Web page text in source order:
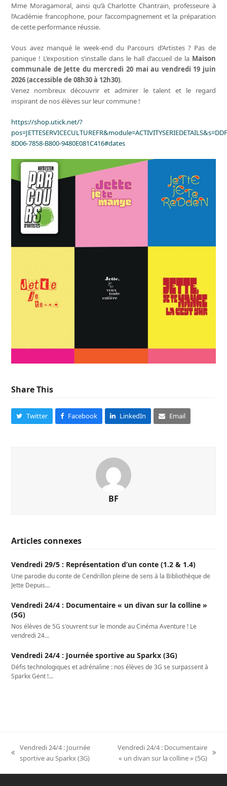
Mme Moragamoral, ainsi qu’à Charlotte Chantrain, professeure à
l’Académie francophone, pour l’accompagnement et la préparation
de cette performance réussie.
Vous avez manqué le week-end du Parcours d’Artistes ? Pas de
panique ! L’exposition s’installe dans le hall d’accueil de la Maison
communale de Jette du mercredi 20 mai au vendredi 19 juin
2026 (accessible de 08h30 à 12h30).
Venez nombreux découvrir et admirer le talent et le regard
inspirant de nos élèves sur leur commune !
https://shop.utick.net/?
8D06-7858-B800-9480E081C416#dates
Share This
Twitter Facebook LinkedIn Email
BF
Articles connexes
Vendredi 29/5 : Représentation d’un conte (1.2 & 1.4)
Une parodie du conte de Cendrillon pleine de sens à la Bibliothèque de
Jette Depuis…
Vendredi 24/4 : Documentaire « un divan sur la colline »
(5G)
Nos élèves de 5G s'ouvrent sur le monde au Cinéma Aventure ! Le
vendredi 24…
Vendredi 24/4 : Journée sportive au Sparkx (3G)
Défis technologiques et adrénaline : nos élèves de 3G se surpassent à
Sparkx Gent !…
previous
Vendredi 24/4 : Journée
sportive au Sparkx (3G)
next
Vendredi 24/4 : Documentaire
« un divan sur la colline » (5G)